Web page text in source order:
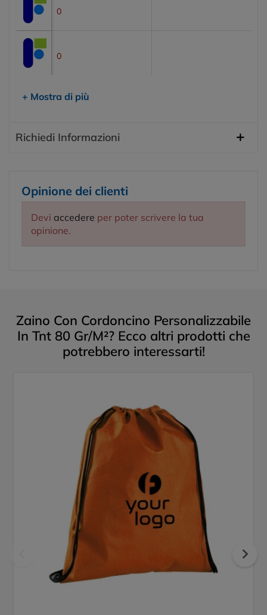
Rosso
0
Giallo
0
+ Mostra di più
Richiedi Informazioni
Opinione dei clienti
Devi accedere per poter scrivere la tua
opinione.
Zaino Con Cordoncino Personalizzabile
In Tnt 80 Gr/M²? Ecco altri prodotti che
potrebbero interessarti!